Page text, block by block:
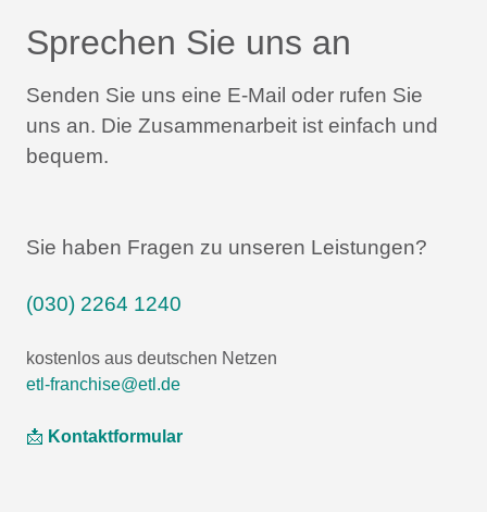
Sprechen Sie uns an
Senden Sie uns eine E-Mail oder rufen Sie
uns an. Die Zusammenarbeit ist einfach und
bequem.
Sie haben Fragen zu unseren Leistungen?
(030) 2264 1240
kostenlos aus deutschen Netzen
etl-franchise@etl.de
📩 Kontaktformular